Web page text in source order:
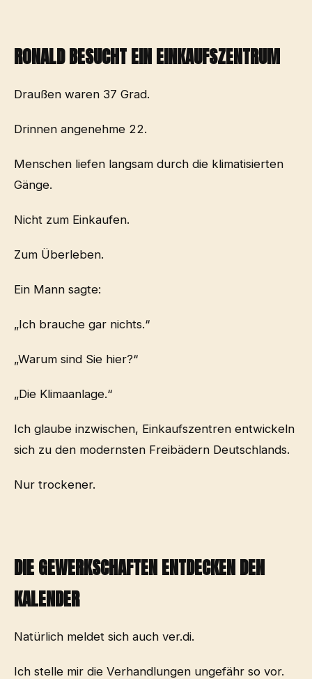
RONALD BESUCHT EIN EINKAUFSZENTRUM
Draußen waren 37 Grad.
Drinnen angenehme 22.
Menschen liefen langsam durch die klimatisierten
Gänge.
Nicht zum Einkaufen.
Zum Überleben.
Ein Mann sagte:
„Ich brauche gar nichts.“
„Warum sind Sie hier?“
„Die Klimaanlage.“
Ich glaube inzwischen, Einkaufszentren entwickeln
sich zu den modernsten Freibädern Deutschlands.
Nur trockener.
DIE GEWERKSCHAFTEN ENTDECKEN DEN
KALENDER
Natürlich meldet sich auch ver.di.
Ich stelle mir die Verhandlungen ungefähr so vor.